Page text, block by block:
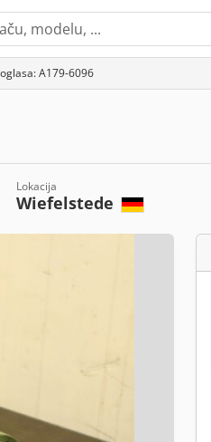
A179-6096
Lokacija
Wiefelstede